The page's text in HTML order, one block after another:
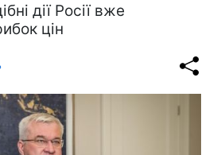
дії Росії вже
цін